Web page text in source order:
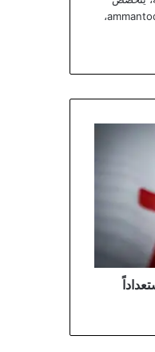
يزن الآن في تقديم تقارير استقصائية وتحليلات موثوقة ومبنية على الحقائق حصرياً عبر بوابة ammantoday،